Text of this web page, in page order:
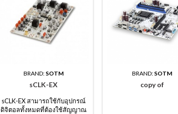
BRAND: SOTM
sCLK-EX
sCLK-EX สามารถใช้กับอุปกรณ์
ดิจิตอลทั้งหมดที่ต้องใช้สัญญาณ
BRAND: SOTM
copy of